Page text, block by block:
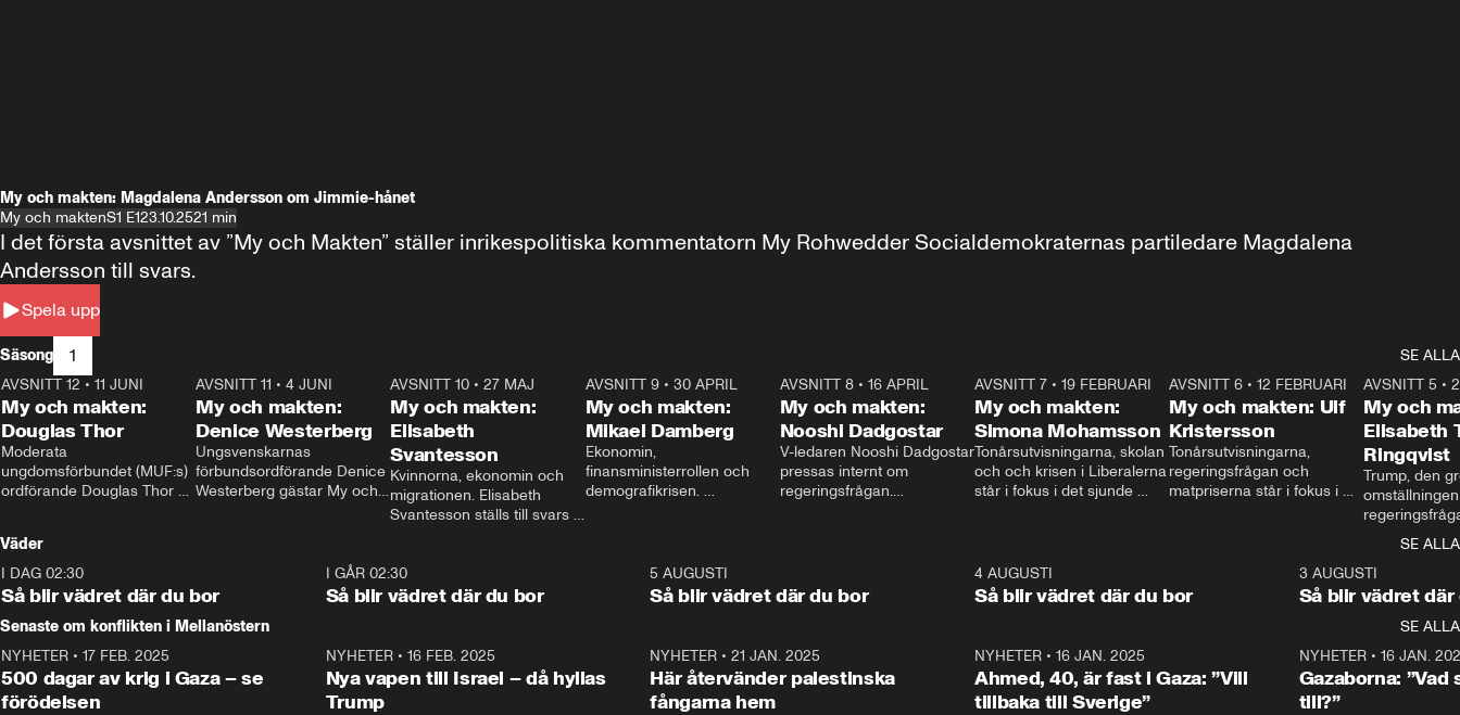
My och makten: Magdalena Andersson om Jimmie-hånet
My och maktenS1 E123.10.2521 min
Spela upp
I det första avsnittet av ”My och Makten” ställer inrikespolitiska kommentatorn My Rohwedder Socialdemokraternas partiledare Magdalena
Andersson till svars.
Säsong 1
SE ALLA
26:27
AVSNITT 12 • 11 JUNI
My och makten:
Douglas Thor
Moderata
ungdomsförbundet (MUF:s)
ordförande Douglas Thor
tonårsutvisningarna och hur
Moderaterna ska locka
väljare till valet i höst.
23:40
AVSNITT 11 •4 JUNI
My och makten:
Denice Westerberg
Ungsvenskarnas
förbundsordförande Denice
Westerberg gästar My och
AVSNITT 10 •27 MAJ
My och makten:
Elisabeth
Svantesson
Kvinnorna, ekonomin och
migrationen. Elisabeth
Svantesson ställs till svars
AVSNITT 9• 30 APRIL
My och makten:
Mikael Damberg
Ekonomin,
finansministerrollen och
demografikrisen.
och Makten.
AVSNITT 8• 16 APRIL
My och makten:
Nooshi Dadgostar
V-ledaren Nooshi Dadgostar
pressas internt om
regeringsfrågan.
– Vi ställer upp i val. Ska vi
vara med så sitter vi förstås
24:30
AVSNITT 7• 19 FEBRUARI
My och makten:
Simona Mohamsson
Tonårsutvisningarna, skolan
och och krisen i Liberalerna
står i fokus i det sjunde
kommentator My
Rohwedder ställer
utbildnings- och
Mohamsson till svars.
27:30
AVSNITT 6 •12 FEBRUARI
My och makten: Ulf
Kristersson
Tonårsutvisningarna,
regeringsfrågan och
matpriserna står i fokus i
Rohwedder ställer
statsminister Ulf Kristersson
AVSNITT 5 •
My och
Elisabeth
Ringqvist
Trump, den
centrum i
avsnittet av
Makten”. Se
Aftonbladets
Rohwedder
Thand Ring
Väder
SE ALLA
I DAG 02:30
Så blir vädret där du bor
1:06
I GÅR 02:30
Så blir vädret där du bor
5 AUGUSTI
Så blir vädret där du bor
4 AUGUSTI
Så blir vädret där du bor
3 AUGUSTI
Så blir vädret där
Senaste om konflikten i Mellanöstern
SE ALLA
NYHETER • 17 FEB. 2025
500 dagar av krig i Gaza – se
förödelsen
NYHETER• 16 FEB. 2025
Nya vapen till Israel – då hyllas
Trump
NYHETER •21 JAN. 2025
Här återvänder palestinska
fångarna hem
NYHETER• 16 JAN. 2025
Ahmed, 40, är fast i Gaza: ”Vill
tillbaka till Sverige”
NYHETER• 16 JAN.
Gazaborna:
till?”